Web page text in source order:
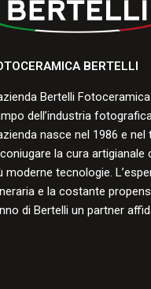
BERTELLI
Bertelli
dell’industria
nasce nel 1986 e
la cura artigianale
moderne tecnologie.
e la costante
di Bertelli un partner